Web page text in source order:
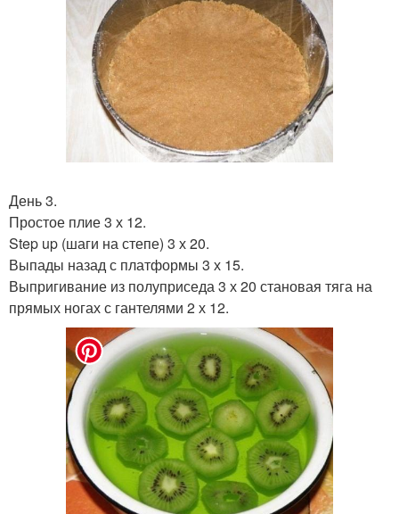
День 3.
Простое плие 3 х 12.
Step up (шаги на степе) 3 х 20.
Выпады назад с платформы 3 х 15.
Выпригивание из полуприседа 3 х 20 становая тяга на
прямых ногах с гантелями 2 х 12.